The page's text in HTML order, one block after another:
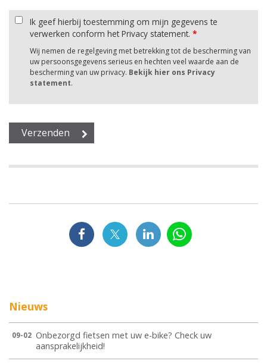
Ik geef hierbij toestemming om mijn gegevens te
verwerken conform het Privacy statement. *
Wij nemen de regelgeving met betrekking tot de bescherming van
uw persoonsgegevens serieus en hechten veel waarde aan de
bescherming van uw privacy. Bekijk hier ons Privacy
statement.
Nieuws
09-02 Onbezorgd fietsen met uw e-bike? Check uw
aansprakelijkheid!